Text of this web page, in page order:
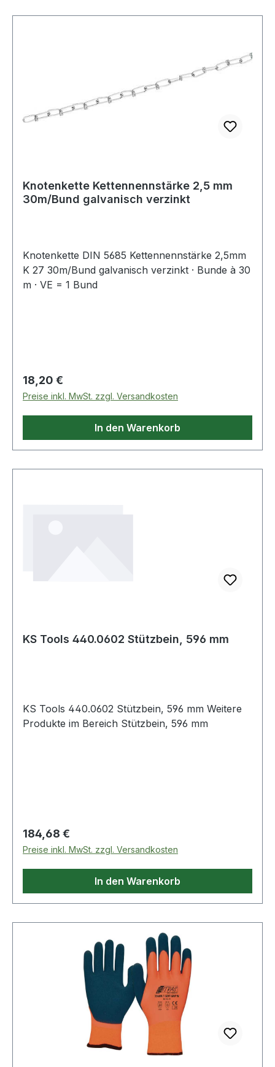
Knotenkette Kettennennstärke 2,5 mm
30m/Bund galvanisch verzinkt
Knotenkette DIN 5685 Kettennennstärke 2,5mm
K 27 30m/Bund galvanisch verzinkt · Bunde à 30
m · VE = 1 Bund
Regulärer Preis:
18,20 €
Preise inkl. MwSt. zzgl. Versandkosten
In den Warenkorb
KS Tools 440.0602 Stützbein, 596 mm
KS Tools 440.0602 Stützbein, 596 mm Weitere
Produkte im Bereich Stützbein, 596 mm
Regulärer Preis:
184,68 €
Preise inkl. MwSt. zzgl. Versandkosten
In den Warenkorb